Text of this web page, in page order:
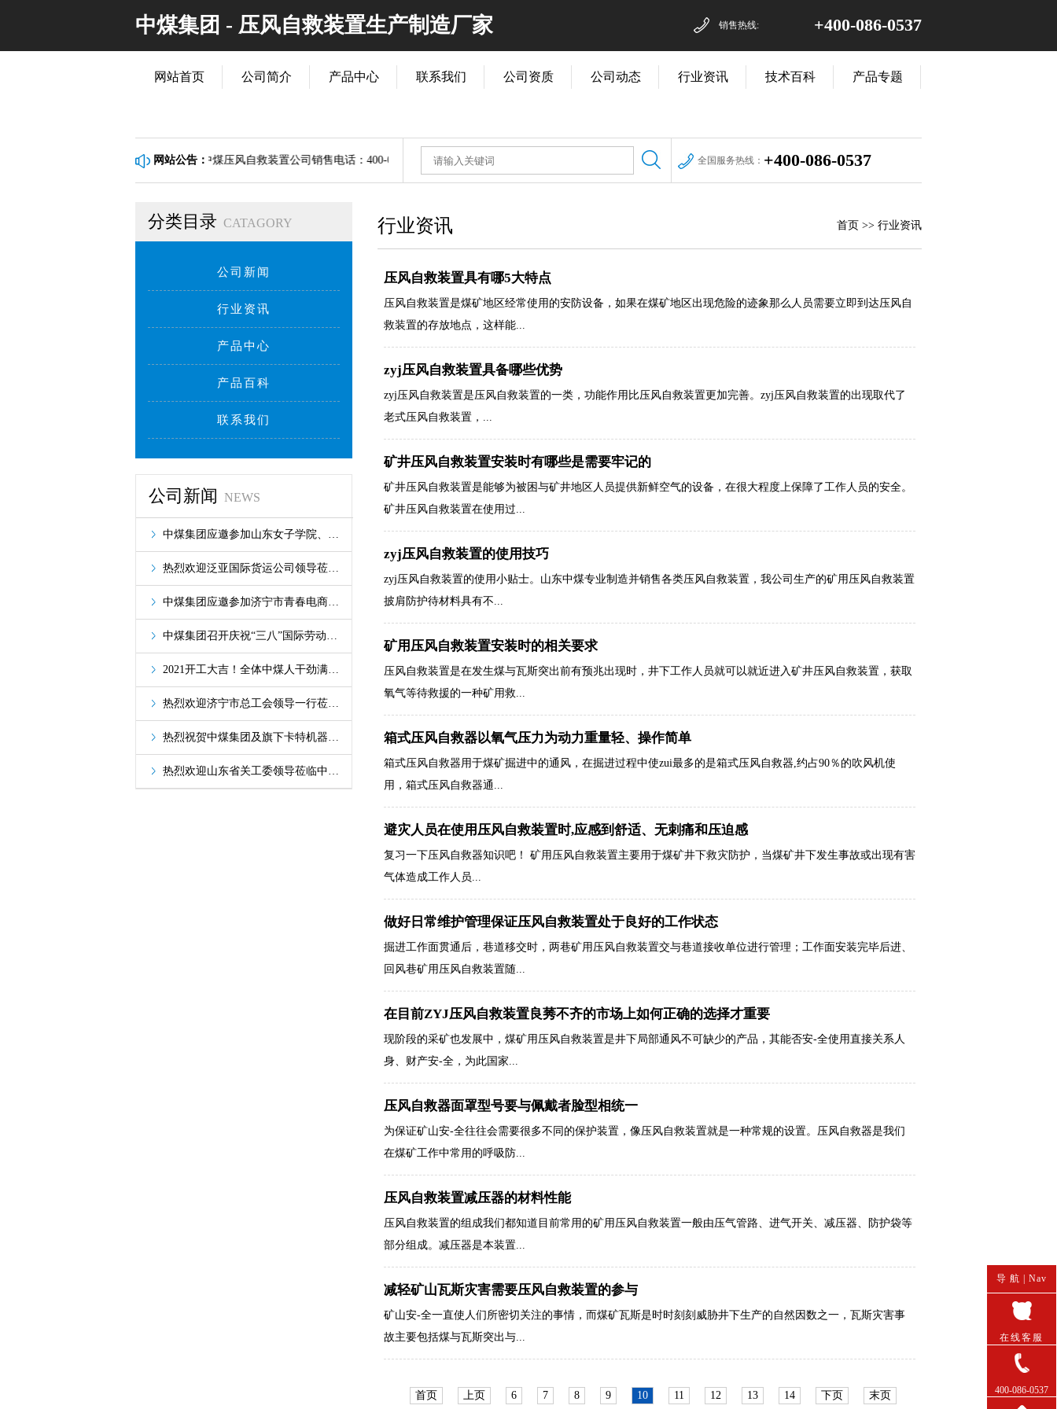
中煤集团 - 压风自救装置生产制造厂家 销售热线: +400-086-0537
网站首页 公司简介 产品中心 联系我们 公司资质 公司动态 行业资讯 技术百科 产品专题
网站公告：
，价格实惠，质量有保证！山东中煤压风自救装置公司销售电话：400-086-0537! 全国服务热线： +400-086-0537
分类目录 CATAGORY
公司新闻
行业资讯
产品中心
产品百科
联系我们
公司新闻 NEWS
中煤集团应邀参加山东女子学院、山东交通学院2021年春季招聘会
热烈欢迎泛亚国际货运公司领导莅临我集团洽谈合作
中煤集团应邀参加济宁市青春电商联盟筹备会
中煤集团召开庆祝“三八”国际劳动妇女节座谈会
2021开工大吉！全体中煤人干劲满满“犇”向前！
热烈欢迎济宁市总工会领导一行莅临中煤集团旗下工信商务职业培训学院参观调研
热烈祝贺中煤集团及旗下卡特机器人公司双双获评2020年度济宁市知名品牌
热烈欢迎山东省关工委领导莅临中煤集团参观指导
行业资讯 首页 >> 行业资讯
压风自救装置具有哪5大特点
压风自救装置是煤矿地区经常使用的安防设备，如果在煤矿地区出现危险的迹象那么人员需要立即到达压风自
救装置的存放地点，这样能...
zyj压风自救装置具备哪些优势
zyj压风自救装置是压风自救装置的一类，功能作用比压风自救装置更加完善。zyj压风自救装置的出现取代了
老式压风自救装置，...
矿井压风自救装置安装时有哪些是需要牢记的
矿井压风自救装置是能够为被困与矿井地区人员提供新鲜空气的设备，在很大程度上保障了工作人员的安全。
矿井压风自救装置在使用过...
zyj压风自救装置的使用技巧
zyj压风自救装置的使用小贴士。山东中煤专业制造并销售各类压风自救装置，我公司生产的矿用压风自救装置
披肩防护待材料具有不...
矿用压风自救装置安装时的相关要求
压风自救装置是在发生煤与瓦斯突出前有预兆出现时，井下工作人员就可以就近进入矿井压风自救装置，获取
氧气等待救援的一种矿用救...
箱式压风自救器以氧气压力为动力重量轻、操作简单
箱式压风自救器用于煤矿掘进中的通风，在掘进过程中使zui最多的是箱式压风自救器,约占90％的吹风机使
用，箱式压风自救器通...
避灾人员在使用压风自救装置时,应感到舒适、无刺痛和压迫感
复习一下压风自救器知识吧！ 矿用压风自救装置主要用于煤矿井下救灾防护，当煤矿井下发生事故或出现有害
气体造成工作人员...
做好日常维护管理保证压风自救装置处于良好的工作状态
掘进工作面贯通后，巷道移交时，两巷矿用压风自救装置交与巷道接收单位进行管理；工作面安装完毕后进、
回风巷矿用压风自救装置随...
在目前ZYJ压风自救装置良莠不齐的市场上如何正确的选择才重要
现阶段的采矿也发展中，煤矿用压风自救装置是井下局部通风不可缺少的产品，其能否安-全使用直接关系人
身、财产安-全，为此国家...
压风自救器面罩型号要与佩戴者脸型相统一
为保证矿山安-全往往会需要很多不同的保护装置，像压风自救装置就是一种常规的设置。压风自救器是我们
在煤矿工作中常用的呼吸防...
压风自救装置减压器的材料性能
压风自救装置的组成我们都知道目前常用的矿用压风自救装置一般由压气管路、进气开关、减压器、防护袋等
部分组成。减压器是本装置...
减轻矿山瓦斯灾害需要压风自救装置的参与
矿山安-全一直使人们所密切关注的事情，而煤矿瓦斯是时时刻刻威胁井下生产的自然因数之一，瓦斯灾害事
故主要包括煤与瓦斯突出与...
首页 上页 6 7 8 9 10 11 12 13 14 下页 末页
导 航 | Nav
在线客服
400-086-0537